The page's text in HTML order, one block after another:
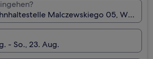
Malczewskiego 05,
- So., 23. Aug.